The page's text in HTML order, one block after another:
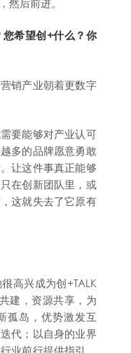
希望创+什么？你
销产业朝着更数字
要能够对产业认可
多的品牌愿意勇敢
让这件事真正能够
在创新团队里，或
这就失去了它原有
高兴成为创+TALK
建，资源共享，为
孤岛，优势激发互
代；以自身的业界
业前行提供指引，